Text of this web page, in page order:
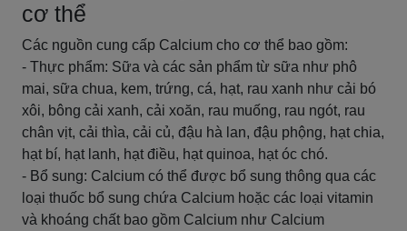
cơ thể
Các nguồn cung cấp Calcium cho cơ thể bao gồm:
- Thực phẩm: Sữa và các sản phẩm từ sữa như phô
mai, sữa chua, kem, trứng, cá, hạt, rau xanh như cải bó
xôi, bông cải xanh, cải xoăn, rau muống, rau ngót, rau
chân vịt, cải thìa, cải củ, đậu hà lan, đậu phộng, hạt chia,
hạt bí, hạt lanh, hạt điều, hạt quinoa, hạt óc chó.
- Bổ sung: Calcium có thể được bổ sung thông qua các
loại thuốc bổ sung chứa Calcium hoặc các loại vitamin
và khoáng chất bao gồm Calcium như Calcium